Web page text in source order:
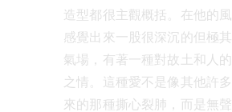
造型都很主觀概括。在他的
感覺出來一股很深沉的但極
氣場，有著一種對故土和人
之情。這種愛不是像其他許
來的那種撕心裂肺，而是無